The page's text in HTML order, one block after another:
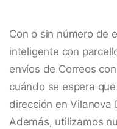
Con o sin número de
inteligente con
envíos de Correos
cuándo se espera
dirección en Vilanova
Además, utilizamos